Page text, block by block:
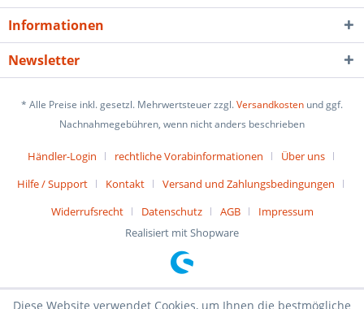
Informationen
Newsletter
* Alle Preise inkl. gesetzl. Mehrwertsteuer zzgl.Versandkosten und ggf.
Nachnahmegebühren, wenn nicht anders beschrieben
Händler-Login rechtliche Vorabinformationen
Über uns
Hilfe / Support
Kontakt
Versand und Zahlungsbedingungen
Widerrufsrecht
Datenschutz AGB
Impressum
Realisiert mit Shopware
Diese Website verwendet Cookies, um Ihnen die bestmögliche